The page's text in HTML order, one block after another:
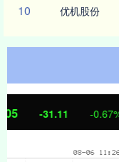
10 优机股份
北证50